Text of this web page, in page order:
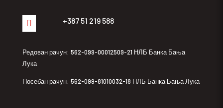
 +387 51 219 588
Редован рачун: 562-099-00012509-21 НЛБ Банка Бања
Лука
Посебан рачун: 562-099-81010032-18 НЛБ Банка Бања Лука